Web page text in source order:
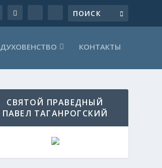
ДУХОВЕНСТВО КОНТАКТЫ
СВЯТОЙ ПРАВЕДНЫЙ
ПАВЕЛ ТАГАНРОГСКИЙ